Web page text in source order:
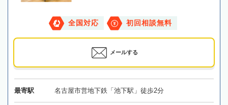
全国対応 初回相談無料
メールする
最寄駅 名古屋市営地下鉄「池下駅」徒歩2分